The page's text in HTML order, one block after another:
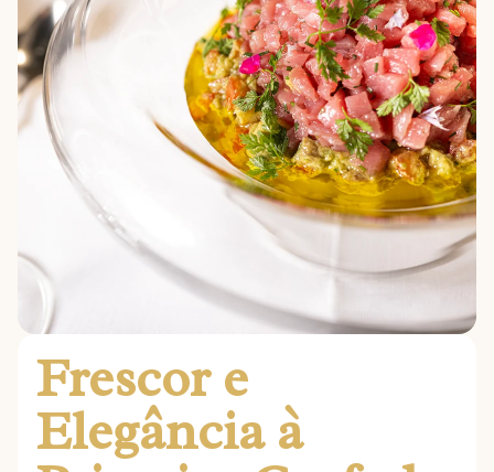
Frescor e
Elegância à